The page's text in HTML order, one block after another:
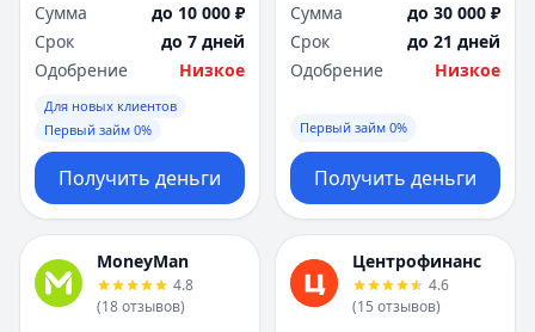
Сумма
до 10 000 ₽
Срок
до 7 дней
Одобрение
Низкое
Для новых клиентов
Первый займ 0%
Получить деньги
Сумма
до 30 000 ₽
Срок
до 21 дней
Одобрение
Низкое
Первый займ 0%
Получить деньги
MoneyMan
4.8
(18отзывов)
Центрофинанс
4.6
(15 отзывов)